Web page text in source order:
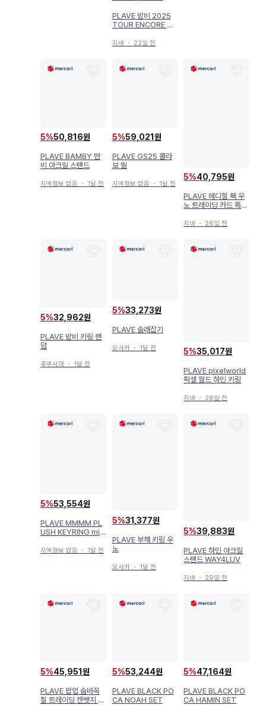
PLAVE 밤비 2025
TOUR ENCORE 아
지바・ 22일 전
5%50,816원
PLAVE BAMBY 반
비 아크릴 스탠드
지역정보 없음 ・ 1달 전
5%59,021원
PLAVE GS25 콜라
보 씰
지역정보 없음 ・ 1달 전
5%40,795원
PLAVE 메디힐 팩 우
노 트레이딩 카드 특전
지바 ・ 26일 전
5%32,962원
PLAVE 밤비 키링 랜
덤
후쿠시마 ・ 1달 전
5%33,273원
PLAVE 술래잡기
오사카・ 1달 전 5%35,017원
PLAVE pixelworld
픽셀 월드 하민 키링
지바 ・ 26일 전
5%53,554원
PLAVE MMMM PL
USH KEYRING mii
지역정보 없음 ・ 1달 전
5%31,377원
PLAVE 부채 키링 우
노
오사카・ 1달 전
5%39,883원
PLAVE 하민 아크릴
스탠드 WAY4LUV
지바 ・ 29일 전
5%45,951원
PLAVE 팝업 숨바꼭
질 트레이딩 캔뱃지 노
5%53,244원
PLAVE BLACK PO
CA NOAH SET
5%47,164원
PLAVE BLACK PO
CA HAMIN SET